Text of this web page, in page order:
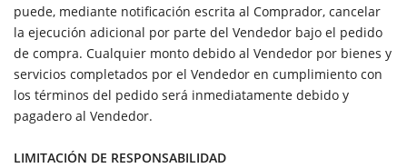
puede, mediante notificación escrita al Comprador, cancelar
la ejecución adicional por parte del Vendedor bajo el pedido
de compra. Cualquier monto debido al Vendedor por bienes y
servicios completados por el Vendedor en cumplimiento con
los términos del pedido será inmediatamente debido y
pagadero al Vendedor.
LIMITACIÓN DE RESPONSABILIDAD